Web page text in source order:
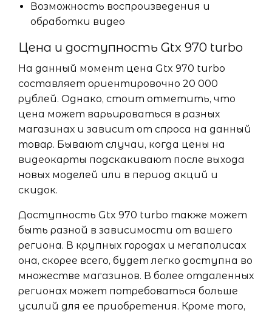
Возможность воспроизведения и
обработки видео
Цена и доступность Gtx 970 turbo
На данный момент цена Gtx 970 turbo
составляет ориентировочно 20 000
рублей. Однако, стоит отметить, что
цена может варьироваться в разных
магазинах и зависит от спроса на данный
товар. Бывают случаи, когда цены на
видеокарты подскакивают после выхода
новых моделей или в период акций и
скидок.
Доступность Gtx 970 turbo также может
быть разной в зависимости от вашего
региона. В крупных городах и мегаполисах
она, скорее всего, будет легко доступна во
множестве магазинов. В более отдаленных
регионах может потребоваться больше
усилий для ее приобретения. Кроме того,